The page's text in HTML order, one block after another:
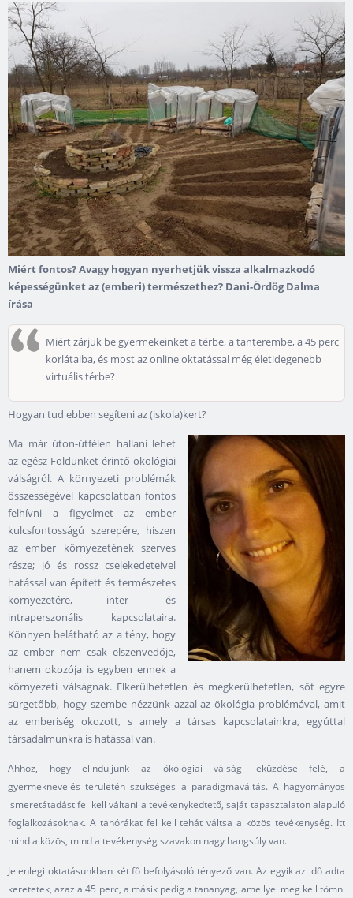
Miért fontos? Avagy hogyan nyerhetjük vissza alkalmazkodó
képességünket az (emberi) természethez? Dani-Ördög Dalma
írása
Miért zárjuk be gyermekeinket a térbe, a tanterembe, a 45 perc
korlátaiba, és most az online oktatással még életidegenebb
virtuális térbe?
Hogyan tud ebben segíteni az (iskola)kert?
Ma már úton-útfélen hallani lehet
az egész Földünket érintő ökológiai
válságról. A környezeti problémák
összességével kapcsolatban fontos
felhívni a figyelmet az ember
kulcsfontosságú szerepére, hiszen
az ember környezetének szerves
része; jó és rossz cselekedeteivel
hatással van épített és természetes
környezetére, inter- és
intraperszonális kapcsolataira.
Könnyen belátható az a tény, hogy
az ember nem csak elszenvedője,
hanem okozója is egyben ennek a
környezeti válságnak. Elkerülhetetlen és megkerülhetetlen, sőt egyre
sürgetőbb, hogy szembe nézzünk azzal az ökológia problémával, amit
az emberiség okozott, s amely a társas kapcsolatainkra, egyúttal
társadalmunkra is hatással van.
Ahhoz, hogy elinduljunk az ökológiai válság leküzdése felé, a
gyermeknevelés területén szükséges a paradigmaváltás. A hagyományos
ismeretátadást fel kell váltani a tevékenykedtető, saját tapasztalaton alapuló
foglalkozásoknak. A tanórákat fel kell tehát váltsa a közös tevékenység. Itt
mind a közös, mind a tevékenység szavakon nagy hangsúly van.
Jelenlegi oktatásunkban két fő befolyásoló tényező van. Az egyik az idő adta
keretetek, azaz a 45 perc, a másik pedig a tananyag, amellyel meg kell tömni